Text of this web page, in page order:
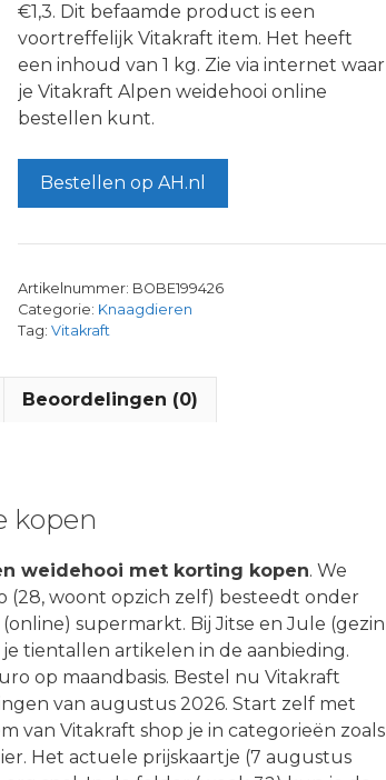
€1,3. Dit befaamde product is een
voortreffelijk Vitakraft item. Het heeft
een inhoud van 1 kg. Zie via internet waar
je Vitakraft Alpen weidehooi online
bestellen kunt.
Bestellen op AH.nl
Artikelnummer: BOBE199426
Categorie: Knaagdieren
Tag: Vitakraft
Beoordelingen (0)
kopen
weidehooi met korting kopen. We
(28, woont opzich zelf) besteedt onder
supermarkt. Bij Jitse en Jule (gezin
tientallen artikelen in de aanbieding.
op maandbasis. Bestel nu Vitakraft
van augustus 2026. Start zelf met
van Vitakraft shop je in categorieën zoals
Het actuele prijskaartje (7 augustus